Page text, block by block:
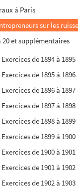
à Paris
sur les
20 et supplémentaires
de 1894 à 1895
de 1895 à 1896
de 1896 à 1897
de 1897 à 1898
de 1898 à 1899
de 1899 à 1900
de 1900 à 1901
de 1901 à 1902
de 1902 à 1903